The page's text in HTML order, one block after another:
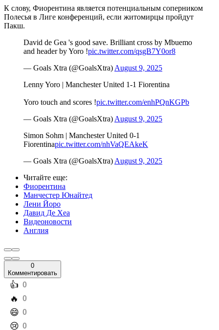
К слову, Фиорентина является потенциальным соперником
Полесья в Лиге конференций, если житомирцы пройдут
Пакш.
David de Gea 's good save. Brilliant cross by Mbuemo
and header by Yoro !pic.twitter.com/qsgB7Y0or8
— Goals Xtra (@GoalsXtra)August 9, 2025
Lenny Yoro | Manchester United 1-1 Fiorentina
Yoro touch and scores !pic.twitter.com/enhPQnKGPb
— Goals Xtra (@GoalsXtra)August 9, 2025
Simon Sohm | Manchester United 0-1
Fiorentinapic.twitter.com/nhVaQEAkeK
— Goals Xtra (@GoalsXtra)August 9, 2025
Читайте еще:
Фиорентина
Манчестер Юнайтед
Лени Йоро
Давид Де Хеа
Видеоновости
Англия
0
Комментировать
️👍 0
️🔥 0
️😄 0
️😢 0